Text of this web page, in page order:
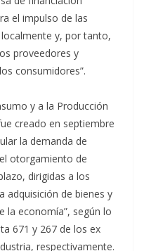
el impulso de las
y, por tanto,
proveedores y
consumidores”.
y a la Producción
creado en septiembre
la demanda de
otorgamiento de
dirigidas a los
adquisición de bienes y
la economía”, según lo
671 y 267 de los ex
respectivamente.